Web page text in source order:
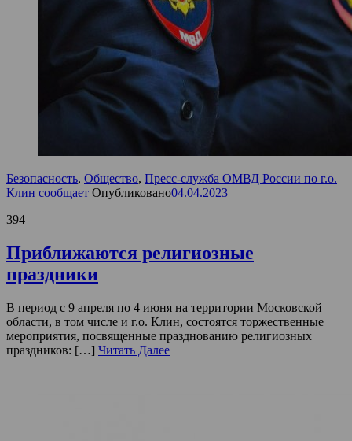
Безопасность, Общество, Пресс-служба ОМВД России по г.о.
Клин сообщает Опубликовано04.04.2023
394
Приближаются религиозные
праздники
В период с 9 апреля по 4 июня на территории Московской
области, в том числе и г.о. Клин, состоятся торжественные
мероприятия, посвященные празднованию религиозных
праздников: […] Читать Далее